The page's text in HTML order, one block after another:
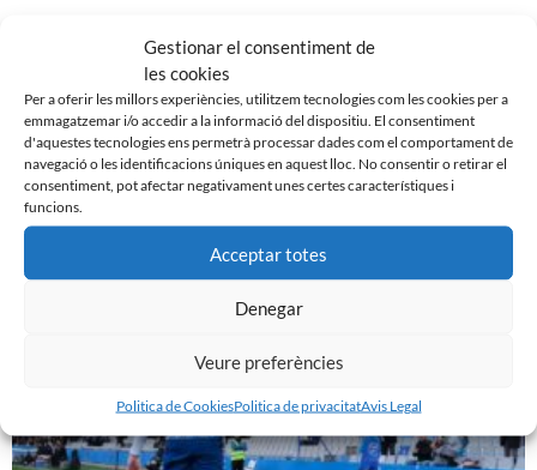
Gestionar el consentiment de
les cookies
Per a oferir les millors experiències, utilitzem tecnologies com les cookies per a
emmagatzemar i/o accedir a la informació del dispositiu. El consentiment
d'aquestes tecnologies ens permetrà processar dades com el comportament de
navegació o les identificacions úniques en aquest lloc. No consentir o retirar el
consentiment, pot afectar negativament unes certes característiques i
funcions.
Acceptar totes
Denegar
Veure preferències
Politica de CookiesPolitica de privacitatAvis Legal
: Miniestadi.
Noticias Relacionadas